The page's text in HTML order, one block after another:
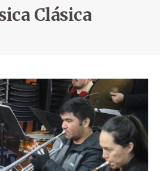
Clásica